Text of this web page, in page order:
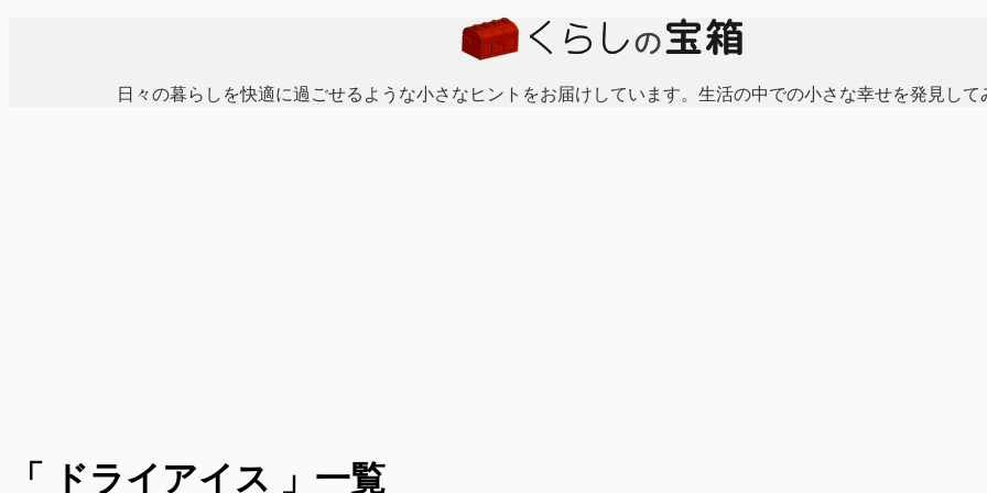
日々の暮らしを快適に過ごせるような小さなヒントをお届けしています。生活の中での小さな幸せを発見して
「 ドライアイス 」一覧